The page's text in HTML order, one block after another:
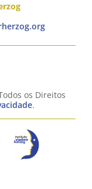
os Direitos
.